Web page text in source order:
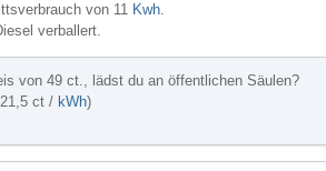
von 11 Kwh
verballert.
von 49 ct., lädst du an öffentlichen Säulen?
ct / kWh)